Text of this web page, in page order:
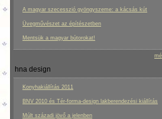
A magyar szecesszió gyöngyszeme: a kácsás kút
Üvegművészet az építészetben
Mentsük a magyar bútorokat!
hna design
Konyhakiállítás 2011
BNV 2010 és Tér-forma-design lakberendezési kiállítás
Múlt századi jövő a jelenben